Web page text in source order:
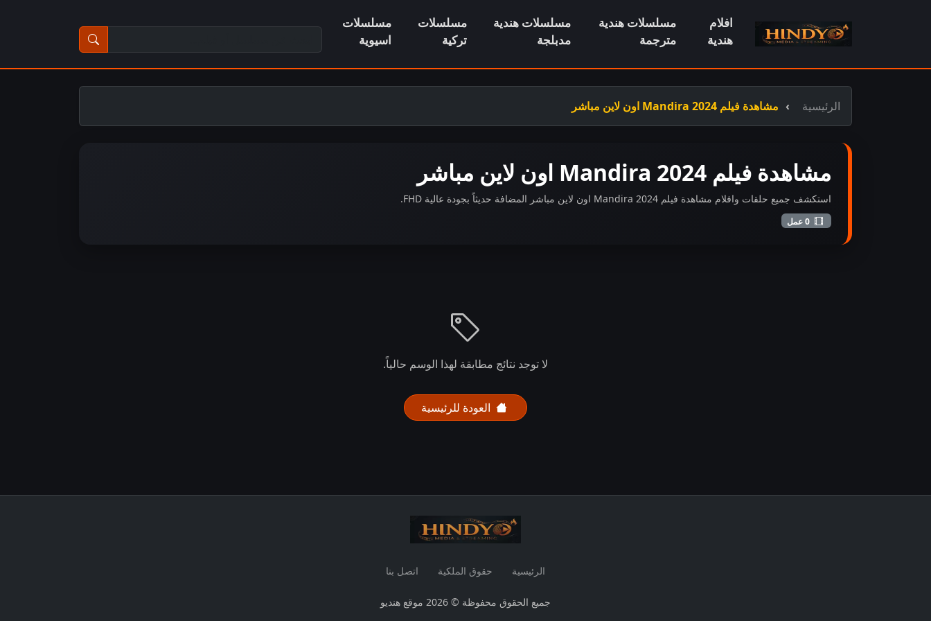
افلام
هندية
مسلسلات هندية
مترجمة
مسلسلات هندية
مدبلجة
مسلسلات
تركية
مسلسلات
اسيوية
الرئيسية مشاهدة فيلم Mandira 2024 اون لاين مباشر
مشاهدة فيلم Mandira 2024 اون لاين مباشر
استكشف جميع حلقات وافلام مشاهدة فيلم Mandira 2024 اون لاين مباشر المضافة حديثاً بجودة عالية FHD.
لا توجد نتائج مطابقة لهذا الوسم حالياً.
العودة للرئيسية
الرئيسية حقوق الملكية اتصل بنا
جميع الحقوق محفوظة © 2026 موقع هنديو